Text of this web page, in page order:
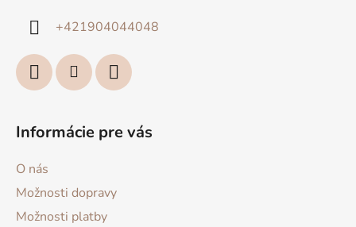
+421904044048
Informácie pre vás
O nás
Možnosti dopravy
Možnosti platby